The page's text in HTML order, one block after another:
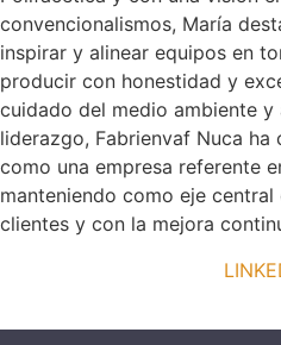
convencionalismos, María
inspirar y alinear equipos en
producir con honestidad y
cuidado del medio ambiente y
liderazgo, Fabrienvaf Nuca
como una empresa referente
manteniendo como eje
clientes y con la mejora